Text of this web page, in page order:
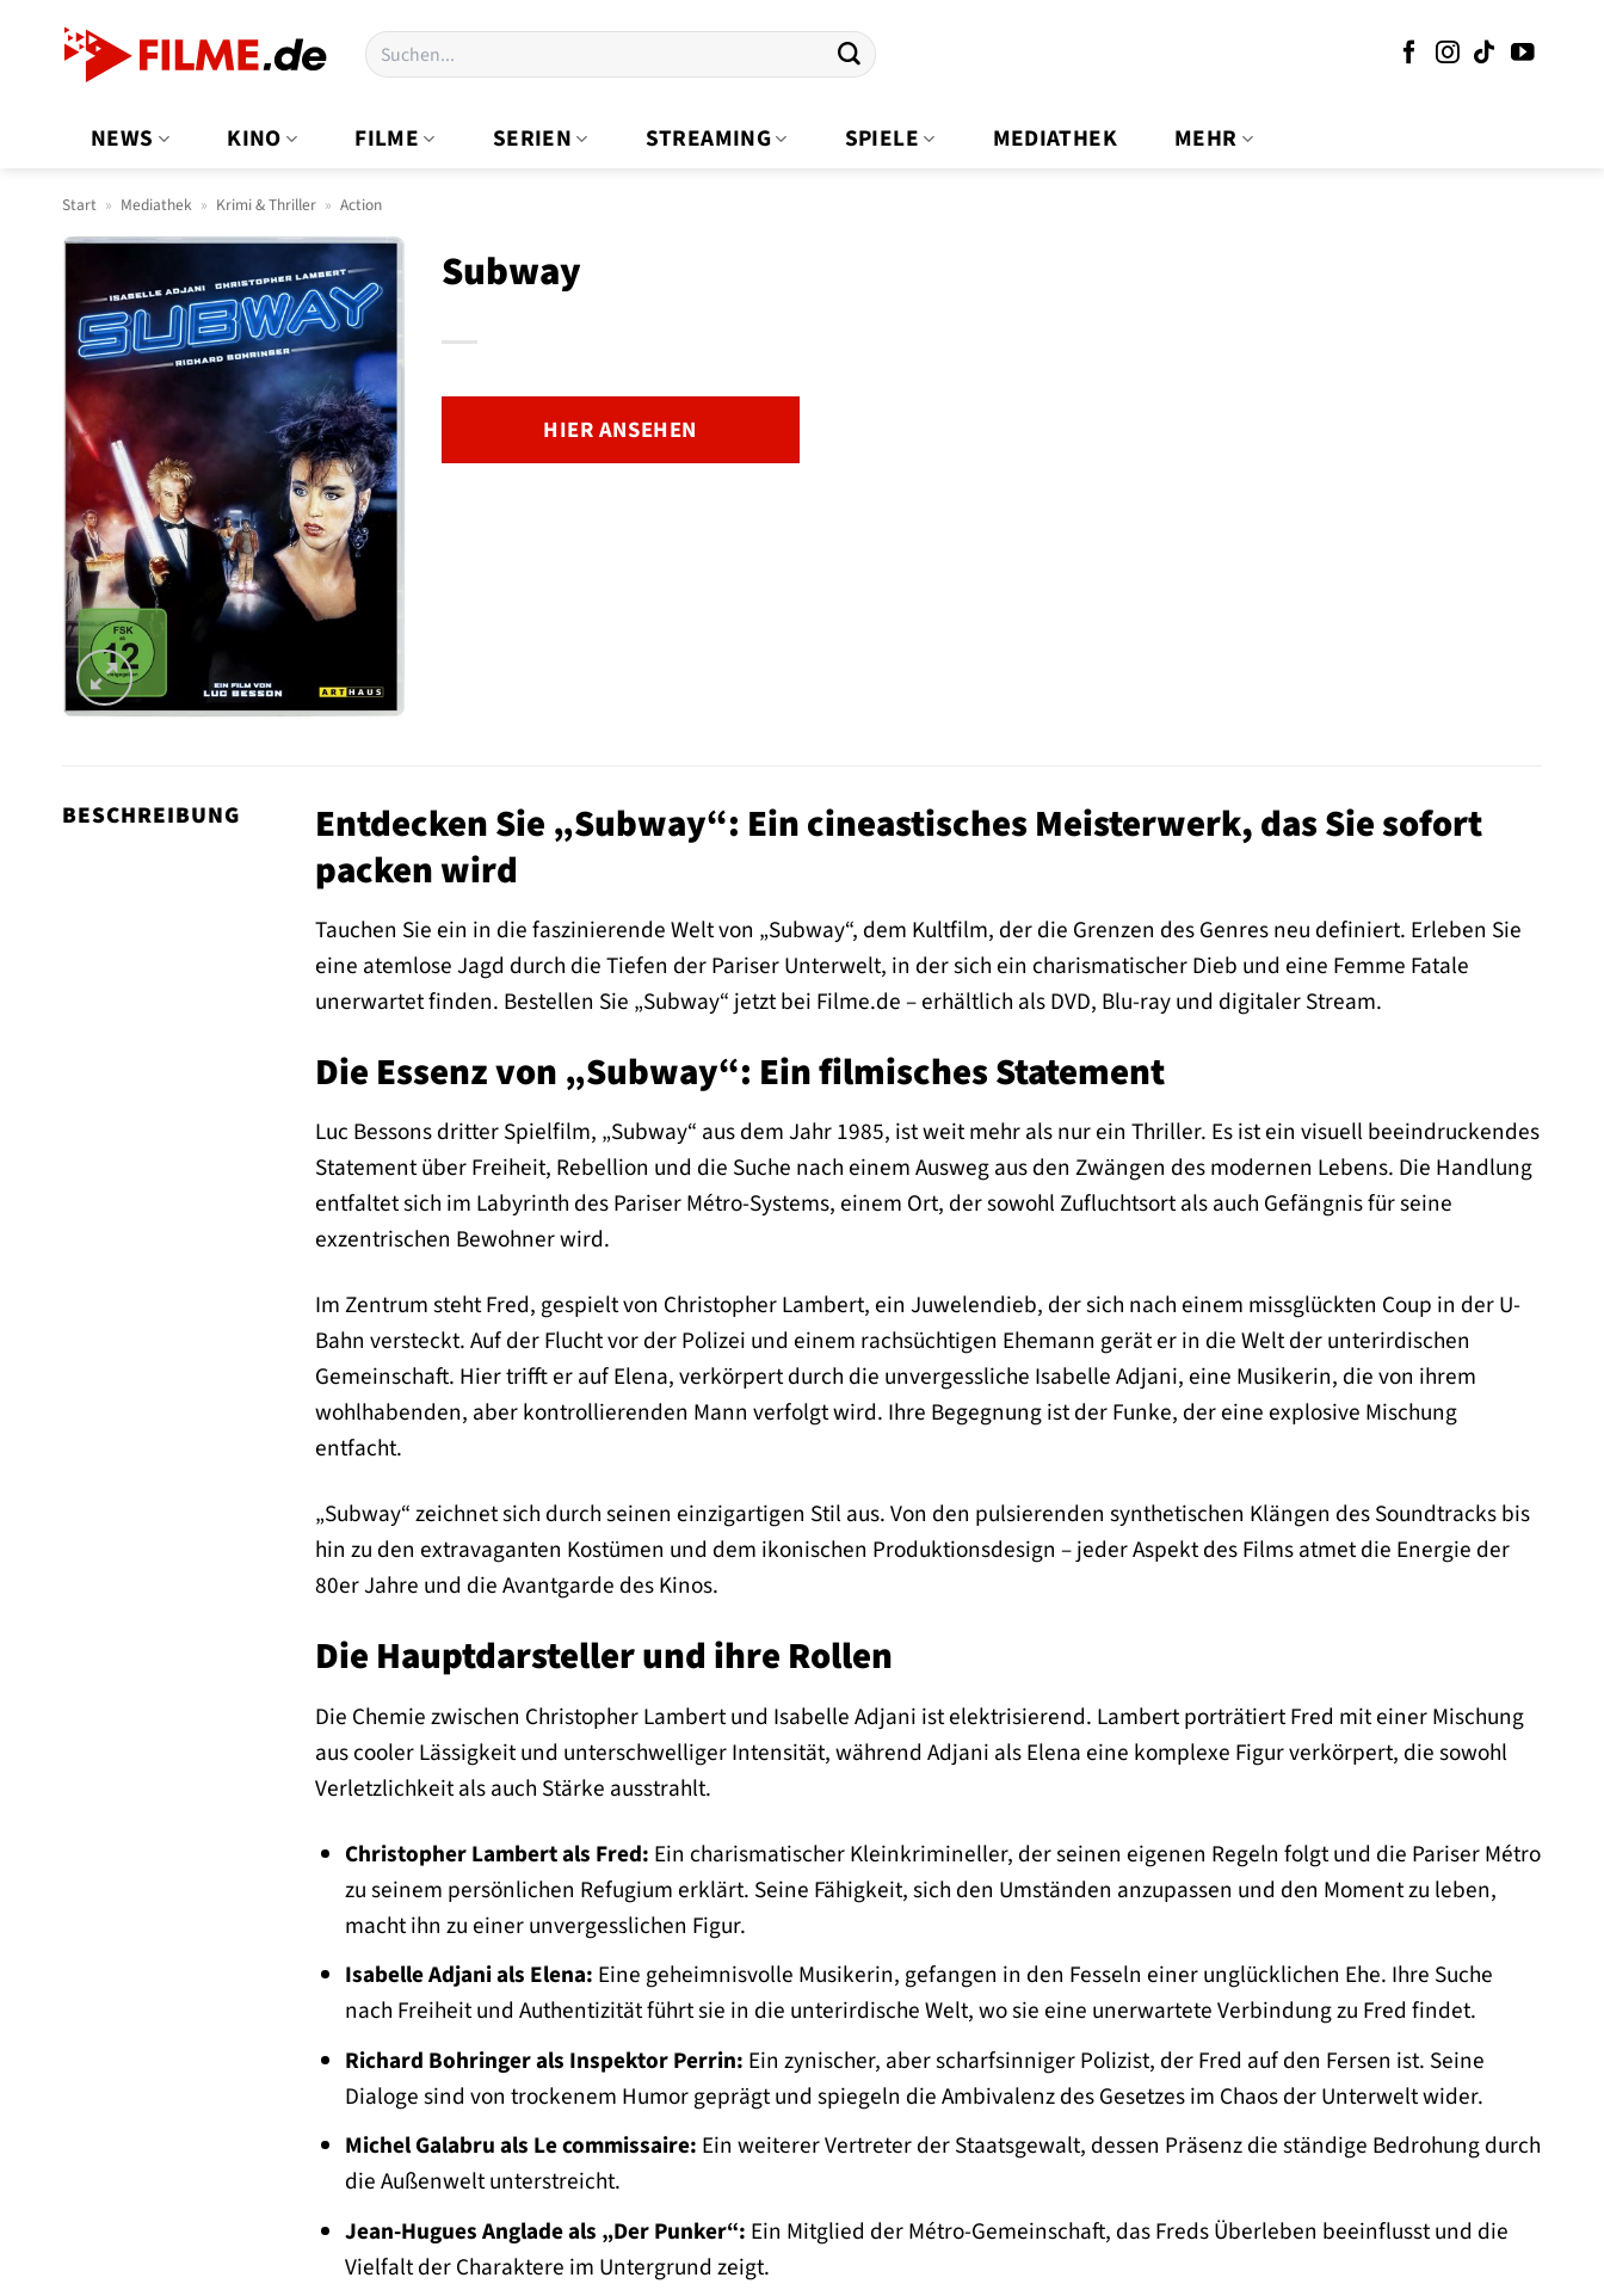
Suchen
nach:
NEWS KINO FILME SERIEN STREAMING SPIELE MEDIATHEK MEHR
Start » Mediathek » Krimi & Thriller » Action
Subway
HIER ANSEHEN
BESCHREIBUNG
Entdecken Sie „Subway“: Ein cineastisches Meisterwerk, das Sie sofort
packen wird
Tauchen Sie ein in die faszinierende Welt von „Subway“, dem Kultfilm, der die Grenzen des Genres neu definiert. Erleben Sie
eine atemlose Jagd durch die Tiefen der Pariser Unterwelt, in der sich ein charismatischer Dieb und eine Femme Fatale
unerwartet finden. Bestellen Sie „Subway“ jetzt bei Filme.de – erhältlich als DVD, Blu-ray und digitaler Stream.
Die Essenz von „Subway“: Ein filmisches Statement
Luc Bessons dritter Spielfilm, „Subway“ aus dem Jahr 1985, ist weit mehr als nur ein Thriller. Es ist ein visuell beeindruckendes
Statement über Freiheit, Rebellion und die Suche nach einem Ausweg aus den Zwängen des modernen Lebens. Die Handlung
entfaltet sich im Labyrinth des Pariser Métro-Systems, einem Ort, der sowohl Zufluchtsort als auch Gefängnis für seine
exzentrischen Bewohner wird.
Im Zentrum steht Fred, gespielt von Christopher Lambert, ein Juwelendieb, der sich nach einem missglückten Coup in der U-
Bahn versteckt. Auf der Flucht vor der Polizei und einem rachsüchtigen Ehemann gerät er in die Welt der unterirdischen
Gemeinschaft. Hier trifft er auf Elena, verkörpert durch die unvergessliche Isabelle Adjani, eine Musikerin, die von ihrem
wohlhabenden, aber kontrollierenden Mann verfolgt wird. Ihre Begegnung ist der Funke, der eine explosive Mischung
entfacht.
„Subway“ zeichnet sich durch seinen einzigartigen Stil aus. Von den pulsierenden synthetischen Klängen des Soundtracks bis
hin zu den extravaganten Kostümen und dem ikonischen Produktionsdesign – jeder Aspekt des Films atmet die Energie der
80er Jahre und die Avantgarde des Kinos.
Die Hauptdarsteller und ihre Rollen
Die Chemie zwischen Christopher Lambert und Isabelle Adjani ist elektrisierend. Lambert porträtiert Fred mit einer Mischung
aus cooler Lässigkeit und unterschwelliger Intensität, während Adjani als Elena eine komplexe Figur verkörpert, die sowohl
Verletzlichkeit als auch Stärke ausstrahlt.
Christopher Lambert als Fred: Ein charismatischer Kleinkrimineller, der seinen eigenen Regeln folgt und die Pariser Métro
zu seinem persönlichen Refugium erklärt. Seine Fähigkeit, sich den Umständen anzupassen und den Moment zu leben,
macht ihn zu einer unvergesslichen Figur.
Isabelle Adjani als Elena: Eine geheimnisvolle Musikerin, gefangen in den Fesseln einer unglücklichen Ehe. Ihre Suche
nach Freiheit und Authentizität führt sie in die unterirdische Welt, wo sie eine unerwartete Verbindung zu Fred findet.
Richard Bohringer als Inspektor Perrin: Ein zynischer, aber scharfsinniger Polizist, der Fred auf den Fersen ist. Seine
Dialoge sind von trockenem Humor geprägt und spiegeln die Ambivalenz des Gesetzes im Chaos der Unterwelt wider.
Michel Galabru als Le commissaire: Ein weiterer Vertreter der Staatsgewalt, dessen Präsenz die ständige Bedrohung durch
die Außenwelt unterstreicht.
Jean-Hugues Anglade als „Der Punker“: Ein Mitglied der Métro-Gemeinschaft, das Freds Überleben beeinflusst und die
Vielfalt der Charaktere im Untergrund zeigt.